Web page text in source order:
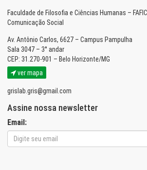
Faculdade de Filosofia e Ciências Humanas –
Comunicação Social
Av. Antônio Carlos, 6627 – Campus Pampulha
Sala 3047 – 3° andar
CEP: 31.270-901 – Belo Horizonte/MG
ver mapa
grislab.gris@gmail.com
Assine nossa newsletter
Email: